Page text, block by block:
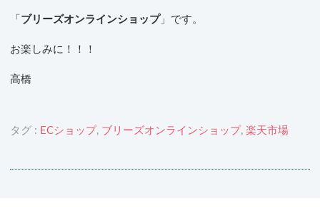
「 ブリーズオンラインショップ」です。
お楽しみに！！！
高橋
タグ : ECショップ, ブリーズオンラインショップ, 楽天市場